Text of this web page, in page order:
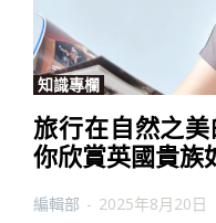
知識專欄
旅行在自然之
你欣賞英國貴族
編輯部 - 2025年8月20日